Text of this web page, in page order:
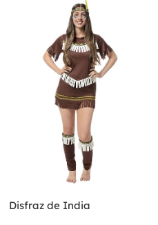
Disfraz de India